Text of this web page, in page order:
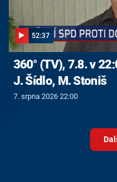
52:37
360° (TV), 7.8. v
J. Šídlo, M. Stoniš
7. srpna 2026 22:00